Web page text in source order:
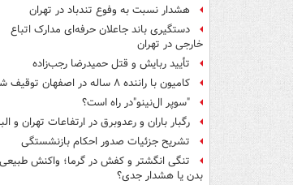
هشدار نسبت به وفوع تندباد در تهران
دستگیری باند جاعلان حرفه‌ای مدارک اتباع
خارجی در تهران
تأیید ربایش و قتل حمیدرضا رجب‌زاده
کامیون با راننده ۸ ساله در اصفهان توقیف شد
"سوپر ال‌نینو"در راه است؟
رگبار باران و رعدوبرق در ارتفاعات تهران و
تشریح جزئیات صدور احکام بازنشستگی
تنگی انگشتر و کفش در گرما؛ واکنش طبیعی
بدن یا هشدار جدی؟